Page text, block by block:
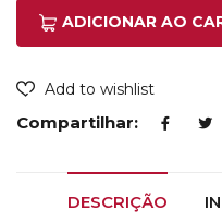
ADICIONAR AO
Add to wishlist
Compartilhar:
DESCRIÇÃO